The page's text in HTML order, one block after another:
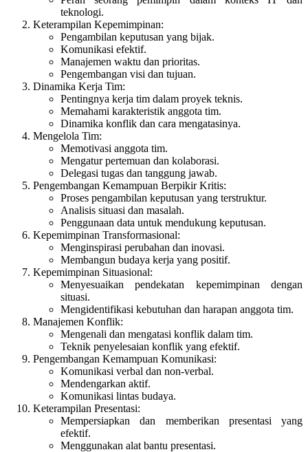
teknologi.
Keterampilan Kepemimpinan:
Pengambilan keputusan yang bijak.
Komunikasi efektif.
Manajemen waktu dan prioritas.
Pengembangan visi dan tujuan.
Dinamika Kerja Tim:
Pentingnya kerja tim dalam proyek teknis.
Memahami karakteristik anggota tim.
Dinamika konflik dan cara mengatasinya.
Mengelola Tim:
Memotivasi anggota tim.
Mengatur pertemuan dan kolaborasi.
Delegasi tugas dan tanggung jawab.
Pengembangan Kemampuan Berpikir Kritis:
Proses pengambilan keputusan yang terstruktur.
Analisis situasi dan masalah.
Penggunaan data untuk mendukung keputusan.
Kepemimpinan Transformasional:
Menginspirasi perubahan dan inovasi.
Membangun budaya kerja yang positif.
Kepemimpinan Situasional:
Menyesuaikan pendekatan kepemimpinan dengan
situasi.
Mengidentifikasi kebutuhan dan harapan anggota tim.
Manajemen Konflik:
Mengenali dan mengatasi konflik dalam tim.
Teknik penyelesaian konflik yang efektif.
Pengembangan Kemampuan Komunikasi:
Komunikasi verbal dan non-verbal.
Mendengarkan aktif.
Komunikasi lintas budaya.
Keterampilan Presentasi:
Mempersiapkan dan memberikan presentasi yang
efektif.
Menggunakan alat bantu presentasi.